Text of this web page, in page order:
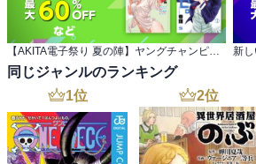
同じジャンルのランキング
1位 2位